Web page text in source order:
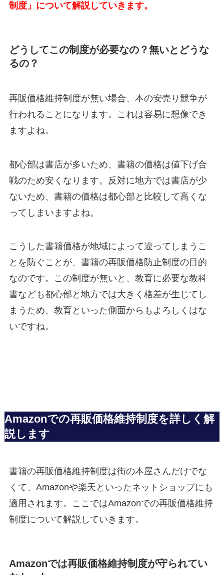
制度」について解説していきます。
どうしてこの制度が必要なの？無いとどうな
るの？
再販価格維持制度が無い場合、本の安売り競争が
行われることになります。これは容易に想像でき
ますよね。
都心部は書店が多いため、書籍の価格は値下げ合
戦のため安くなります。反対に地方では書店が少
ないため、書籍の価格は都心部と比較して高くな
ってしまいますよね。
こうした書籍価格が地域によって違ってしまうこ
とを防ぐことが、書籍の再販価格防止制度の目的
なのです。この制度が無いと、教育に必要な教科
書なども都心部と地方では大きく格差が生じてし
まうため、教育といった側面からもよろしくはな
いですね。
Amazonでの再販価格維持制度を詳しく解
説します
書籍の再販価格維持制度は街の本屋さんだけでな
くて、Amazonや楽天といったネットショップにも
適用されます。ここではAmazonでの再販価格維持
制度について解説していきます。
Amazonでは再販価格維持制度が守られてい